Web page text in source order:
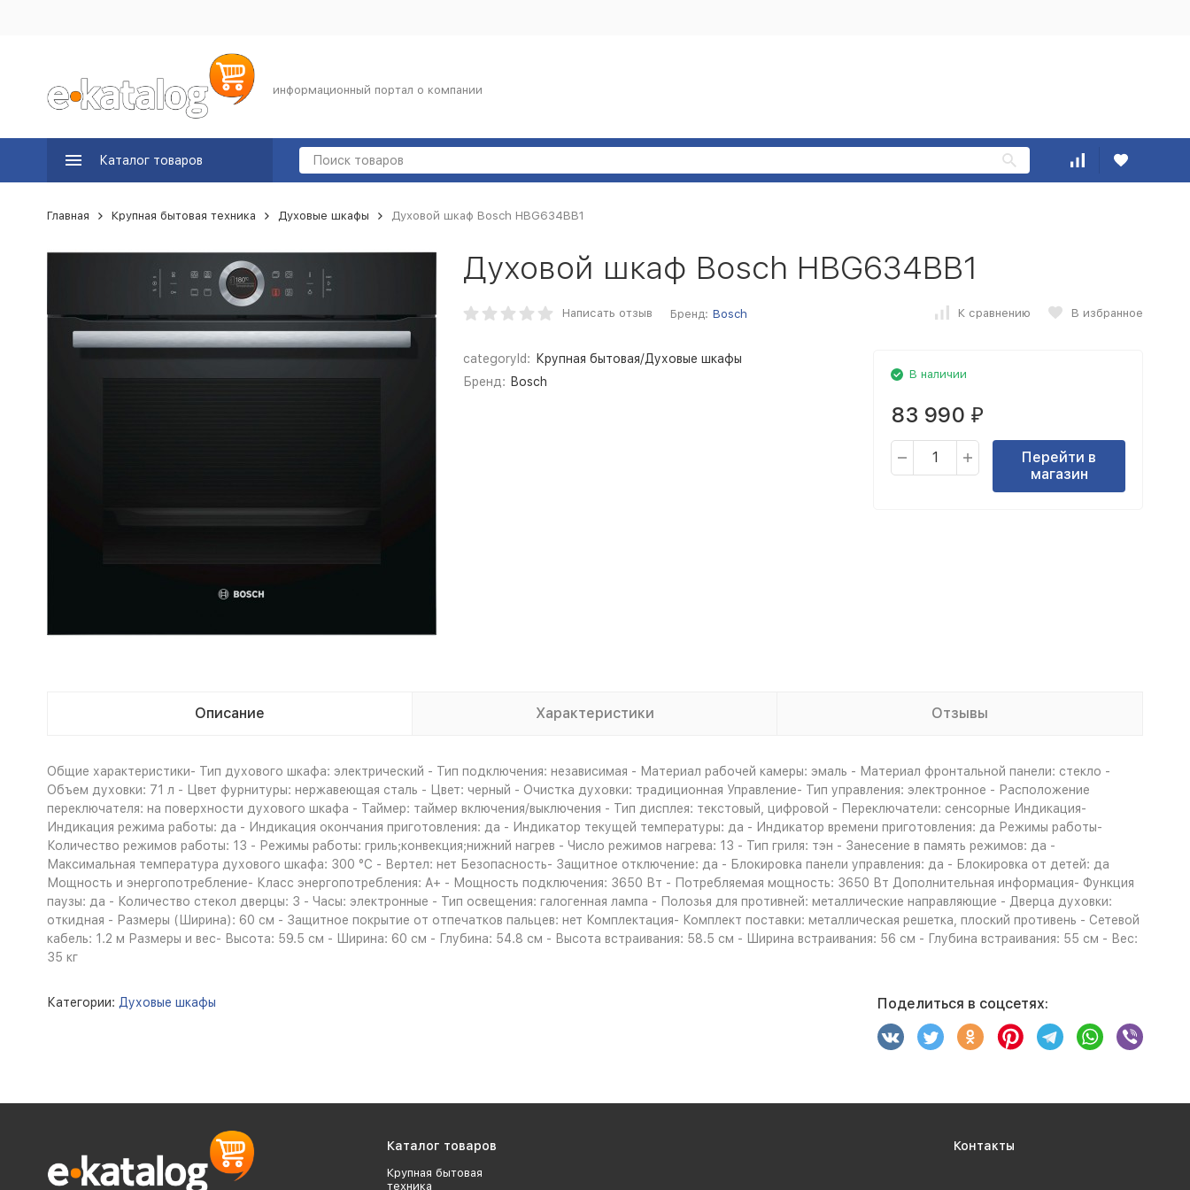
информационный портал о компании
Каталог товаров
Главная Крупная бытовая техника Духовые шкафы Духовой шкаф Bosch HBG634BB1
Духовой шкаф Bosch HBG634BB1
Написать отзыв Бренд: Bosch К сравнению В избранное
categoryId:
Крупная бытовая/Духовые шкафы
Бренд: Bosch
В наличии
83 990 ₽
Перейти в
магазин
Описание Характеристики Отзывы
Общие характеристики- Тип духового шкафа: электрический - Тип подключения: независимая - Материал рабочей камеры: эмаль - Материал фронтальной панели: стекло -
Объем духовки: 71 л - Цвет фурнитуры: нержавеющая сталь - Цвет: черный - Очистка духовки: традиционная Управление- Тип управления: электронное - Расположение
переключателя: на поверхности духового шкафа - Таймер: таймер включения/выключения - Тип дисплея: текстовый, цифровой - Переключатели: сенсорные Индикация-
Индикация режима работы: да - Индикация окончания приготовления: да - Индикатор текущей температуры: да - Индикатор времени приготовления: да Режимы работы-
Количество режимов работы: 13 - Режимы работы: гриль;конвекция;нижний нагрев - Число режимов нагрева: 13 - Тип гриля: тэн - Занесение в память режимов: да -
Максимальная температура духового шкафа: 300 °С - Вертел: нет Безопасность- Защитное отключение: да - Блокировка панели управления: да - Блокировка от детей: да
Мощность и энергопотребление- Класс энергопотребления: A+ - Мощность подключения: 3650 Вт - Потребляемая мощность: 3650 Вт Дополнительная информация- Функция
паузы: да - Количество стекол дверцы: 3 - Часы: электронные - Тип освещения: галогенная лампа - Полозья для противней: металлические направляющие - Дверца духовки:
откидная - Размеры (Ширина): 60 см - Защитное покрытие от отпечатков пальцев: нет Комплектация- Комплект поставки: металлическая решетка, плоский противень - Сетевой
кабель: 1.2 м Размеры и вес- Высота: 59.5 см - Ширина: 60 см - Глубина: 54.8 см - Высота встраивания: 58.5 см - Ширина встраивания: 56 см - Глубина встраивания: 55 см - Вес:
35 кг
Категории: Духовые шкафы Поделиться в соцсетях:
Каталог товаров
Крупная бытовая
техника
Контакты